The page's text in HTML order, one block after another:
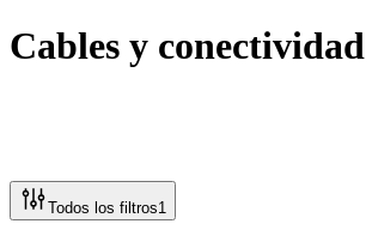
Cables y conectividad
Todos los filtros1